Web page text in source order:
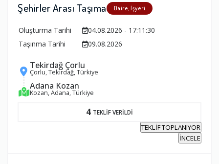
Şehirler Arası Taşıma Daire, İşyeri
Oluşturma Tarihi
04.08.2026 - 17:11:30
Taşınma Tarihi
09.08.2026
Tekirdağ Çorlu
Çorlu, Tekirdağ, Türkiye
Adana Kozan
Kozan, Adana, Türkiye
4 TEKLİF VERİLDİ
TEKLİF TOPLANIYOR
İNCELE